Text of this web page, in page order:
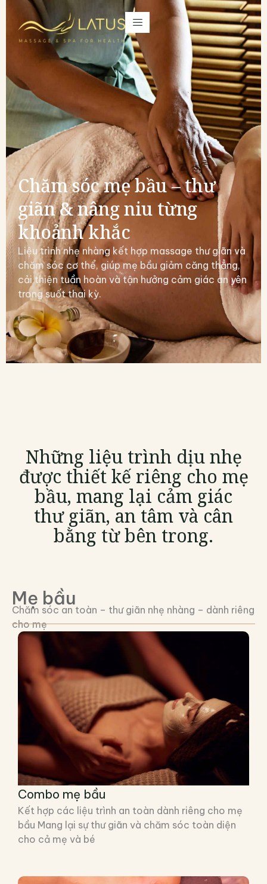
Chăm sóc mẹ bầu – thư
giãn & nâng niu từng
khoảnh khắc
Liệu trình nhẹ nhàng kết hợp massage thư giãn và
chăm sóc cơ thể, giúp mẹ bầu giảm căng thẳng,
cải thiện tuần hoàn và tận hưởng cảm giác an yên
trong suốt thai kỳ.
Những liệu trình dịu nhẹ
được thiết kế riêng cho mẹ
bầu, mang lại cảm giác
thư giãn, an tâm và cân
bằng từ bên trong.
Mẹ bầu
Chăm sóc an toàn – thư giãn nhẹ nhàng – dành riêng
cho mẹ
Combo mẹ bầu
Kết hợp các liệu trình an toàn dành riêng cho mẹ
bầu Mang lại sự thư giãn và chăm sóc toàn diện
cho cả mẹ và bé